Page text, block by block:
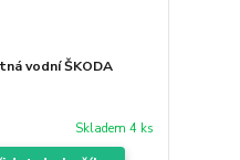
vodní ŠKODA
Skladem 4 ks